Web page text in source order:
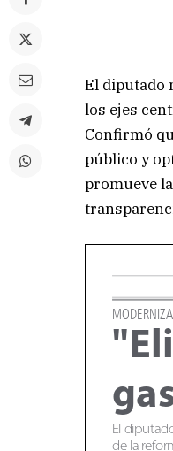
El diputado
los ejes
Confirmó
público y
promueve